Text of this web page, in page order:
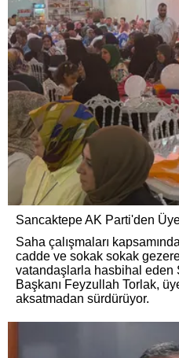
Sancaktepe AK Parti'den
Saha çalışmaları
cadde ve sokak sokak
vatandaşlarla hasbihal eden
Başkanı Feyzullah Torlak,
aksatmadan sürdürüyor.